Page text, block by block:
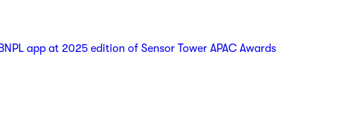
app at 2025 edition of Sensor Tower APAC Awards